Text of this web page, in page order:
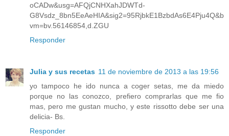
oCADw&usg=AFQjCNHXahJDWTd-
G8Vsdz_8bn5EeAeHIA&sig2=95RjbkE1BzbdAs6E4Pju4Q&b
vm=bv.56146854,d.ZGU
Responder
Julia y sus recetas 11 de noviembre de 2013 a las 19:56
yo tampoco he ido nunca a coger setas, me da miedo
porque no las conozco, prefiero comprarlas que me fio
mas, pero me gustan mucho, y este rissotto debe ser una
delicia- Bs.
Responder